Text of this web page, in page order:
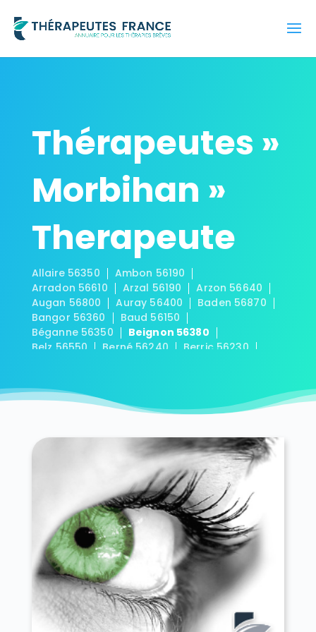
Thérapeutes »
Morbihan »
Therapeute
Allaire 56350
Ambon 56190
Arradon 56610
Arzal 56190
Arzon 56640
Augan 56800
Auray 56400
Baden 56870
Bangor 56360
Baud 56150
Béganne 56350
Beignon 56380
Belz 56550
Berné 56240
Berric 56230
Brandérion 56700
Brech 56400
Bréhan 56580
Buléon 56420
Caden 56220
Calan 56240
Camoël 56130
Campénéac 56800
Carnac 56340
Caudan 56850
La Chapelle-Neuve 56500
Cléguer 56620
Cléguérec 56480
Colpo 56390
Concoret 56430
Cournon 56200
Le Cours 56230
Crac'h 56950
Crédin 56580
Le Croisty 56540
Croixanvec 56920
La Croix-Helléan 56120
Cruguel 56420
Damgan 56750
Elven 56250
Erdeven 56410
Étel 56410
Évellys 56500
Évriguet 56490